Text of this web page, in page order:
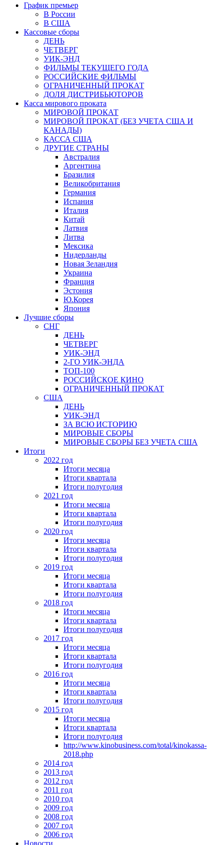
График премьер
В России
В США
Кассовые сборы
ДЕНЬ
ЧЕТВЕРГ
УИК-ЭНД
ФИЛЬМЫ ТЕКУЩЕГО ГОДА
РОССИЙСКИЕ ФИЛЬМЫ
ОГРАНИЧЕННЫЙ ПРОКАТ
ДОЛЯ ДИСТРИБЬЮТОРОВ
Касса мирового проката
МИРОВОЙ ПРОКАТ
МИРОВОЙ ПРОКАТ (БЕЗ УЧЕТА США И
КАНАДЫ)
КАССА США
ДРУГИЕ СТРАНЫ
Австралия
Аргентина
Бразилия
Великобритания
Германия
Испания
Италия
Китай
Латвия
Литва
Мексика
Нидерланды
Новая Зеландия
Украина
Франция
Эстония
Ю.Корея
Япония
Лучшие сборы
СНГ
ДЕНЬ
ЧЕТВЕРГ
УИК-ЭНД
2-ГО УИК-ЭНДА
ТОП-100
РОССИЙСКОЕ КИНО
ОГРАНИЧЕННЫЙ ПРОКАТ
США
ДЕНЬ
УИК-ЭНД
ЗА ВСЮ ИСТОРИЮ
МИРОВЫЕ СБОРЫ
МИРОВЫЕ СБОРЫ БЕЗ УЧЕТА США
Итоги
2022 год
Итоги месяца
Итоги квартала
Итоги полугодия
2021 год
Итоги месяца
Итоги квартала
Итоги полугодия
2020 год
Итоги месяца
Итоги квартала
Итоги полугодия
2019 год
Итоги месяца
Итоги квартала
Итоги полугодия
2018 год
Итоги месяца
Итоги квартала
Итоги полугодия
2017 год
Итоги месяца
Итоги квартала
Итоги полугодия
2016 год
Итоги месяца
Итоги квартала
Итоги полугодия
2015 год
Итоги месяца
Итоги квартала
Итоги полугодия
http://www.kinobusiness.com/total/kinokassa-
2018.php
2014 год
2013 год
2012 год
2011 год
2010 год
2009 год
2008 год
2007 год
2006 год
Новости